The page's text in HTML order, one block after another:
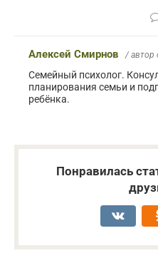
Алексей Смирнов / автор
Семейный психолог.
планирования семьи и
ребёнка.
Понравилась